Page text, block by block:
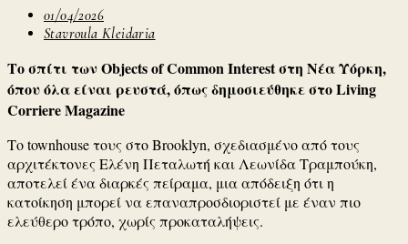
01/04/2026
Stavroula Kleidaria
Το σπίτι των Objects of Common Interest στη Νέα Υόρκη,
όπου όλα είναι ρευστά, όπως δημοσιεύθηκε στο Living
Corriere Magazine
Το townhouse τους στο Brooklyn, σχεδιασμένο από τους
αρχιτέκτονες Ελένη Πεταλωτή και Λεωνίδα Τραμπούκη,
αποτελεί ένα διαρκές πείραμα, μια απόδειξη ότι η
κατοίκηση μπορεί να επαναπροσδιοριστεί με έναν πιο
ελεύθερο τρόπο, χωρίς προκαταλήψεις.